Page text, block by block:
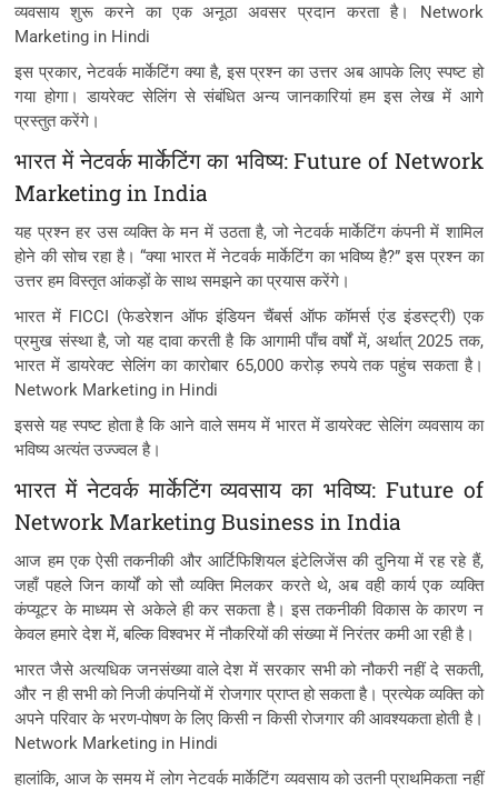
व्यवसाय शुरू करने का एक अनूठा अवसर प्रदान करता है। Network
Marketing in Hindi
इस प्रकार, नेटवर्क मार्केटिंग क्या है, इस प्रश्न का उत्तर अब आपके लिए स्पष्ट हो
गया होगा। डायरेक्ट सेलिंग से संबंधित अन्य जानकारियां हम इस लेख में आगे
प्रस्तुत करेंगे।
भारत में नेटवर्क मार्केटिंग का भविष्य: Future of Network
Marketing in India
यह प्रश्न हर उस व्यक्ति के मन में उठता है, जो नेटवर्क मार्केटिंग कंपनी में शामिल
होने की सोच रहा है। “क्या भारत में नेटवर्क मार्केटिंग का भविष्य है?” इस प्रश्न का
उत्तर हम विस्तृत आंकड़ों के साथ समझने का प्रयास करेंगे।
भारत में FICCI (फेडरेशन ऑफ इंडियन चैंबर्स ऑफ कॉमर्स एंड इंडस्ट्री) एक
प्रमुख संस्था है, जो यह दावा करती है कि आगामी पाँच वर्षों में, अर्थात् 2025 तक,
भारत में डायरेक्ट सेलिंग का कारोबार 65,000 करोड़ रुपये तक पहुंच सकता है।
Network Marketing in Hindi
इससे यह स्पष्ट होता है कि आने वाले समय में भारत में डायरेक्ट सेलिंग व्यवसाय का
भविष्य अत्यंत उज्ज्वल है।
भारत में नेटवर्क मार्केटिंग व्यवसाय का भविष्य: Future of
Network Marketing Business in India
आज हम एक ऐसी तकनीकी और आर्टिफिशियल इंटेलिजेंस की दुनिया में रह रहे हैं,
जहाँ पहले जिन कार्यों को सौ व्यक्ति मिलकर करते थे, अब वही कार्य एक व्यक्ति
कंप्यूटर के माध्यम से अकेले ही कर सकता है। इस तकनीकी विकास के कारण न
केवल हमारे देश में, बल्कि विश्वभर में नौकरियों की संख्या में निरंतर कमी आ रही है।
भारत जैसे अत्यधिक जनसंख्या वाले देश में सरकार सभी को नौकरी नहीं दे सकती,
और न ही सभी को निजी कंपनियों में रोजगार प्राप्त हो सकता है। प्रत्येक व्यक्ति को
अपने परिवार के भरण-पोषण के लिए किसी न किसी रोजगार की आवश्यकता होती है।
Network Marketing in Hindi
हालांकि, आज के समय में लोग नेटवर्क मार्केटिंग व्यवसाय को उतनी प्राथमिकता नहीं